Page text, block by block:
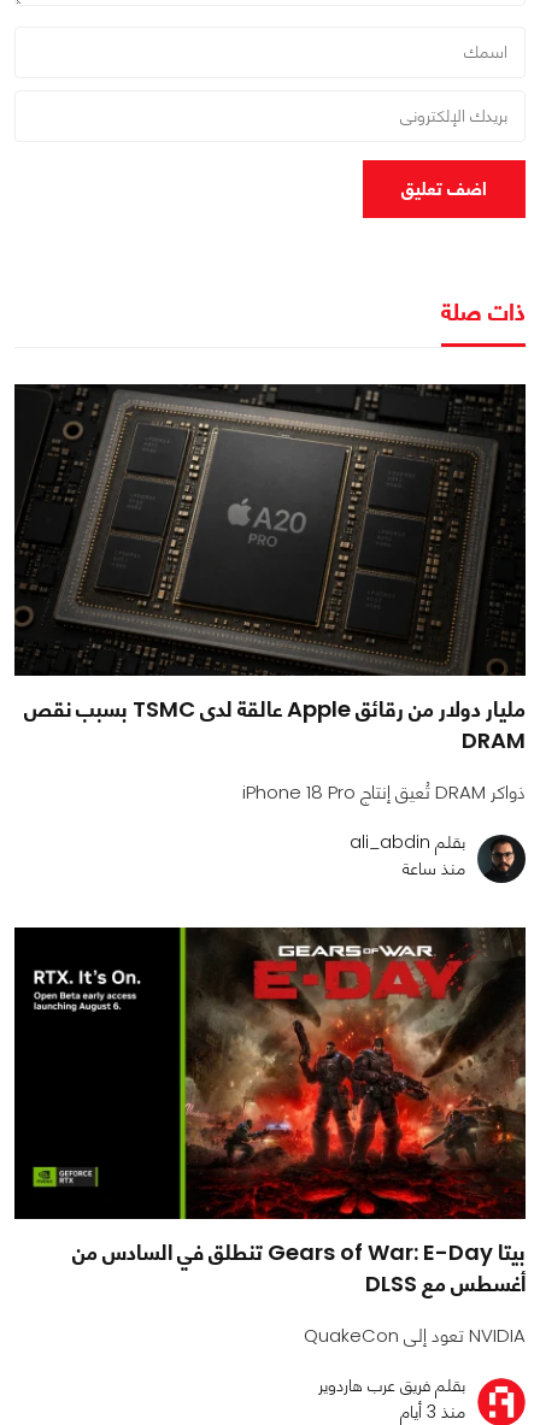
اضف تعليق
ذات صلة
مليار دولار من رقائق Apple عالقة لدى TSMC بسبب نقص
DRAM
ذواكر DRAM تُعيق إنتاج iPhone 18 Pro
بقلم ali_abdin
منذ ساعة
بيتا Gears of War: E-Day تنطلق في السادس من
أغسطس مع DLSS
NVIDIA تعود إلى QuakeCon
بقلم فريق عرب هاردوير
منذ 3 أيام